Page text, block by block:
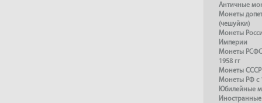
Античные
Монеты
(чешуйки)
Монеты
Империи
Монеты
1958 гг
Монеты СССР
Монеты РФ с
Юбилейные